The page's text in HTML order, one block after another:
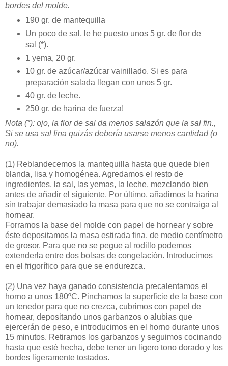
bordes del molde.
190 gr. de mantequilla
Un poco de sal, le he puesto unos 5 gr. de flor de
sal (*).
1 yema, 20 gr.
10 gr. de azúcar/azúcar vainillado. Si es para
preparación salada llegan con unos 5 gr.
40 gr. de leche.
250 gr. de harina de fuerza!
Nota (*): ojo, la flor de sal da menos salazón que la sal fin.,
Si se usa sal fina quizás debería usarse menos cantidad (o
no).
(1) Reblandecemos la mantequilla hasta que quede bien
blanda, lisa y homogénea. Agredamos el resto de
ingredientes, la sal, las yemas, la leche, mezclando bien
antes de añadir el siguiente. Por último, añadimos la harina
sin trabajar demasiado la masa para que no se contraiga al
hornear.
Forramos la base del molde con papel de hornear y sobre
éste depositamos la masa estirada fina, de medio centímetro
de grosor. Para que no se pegue al rodillo podemos
extenderla entre dos bolsas de congelación. Introducimos
en el frigorífico para que se endurezca.
(2) Una vez haya ganado consistencia precalentamos el
horno a unos 180ºC. Pinchamos la superficie de la base con
un tenedor para que no crezca, cubrimos con papel de
hornear, depositando unos garbanzos o alubias que
ejercerán de peso, e introducimos en el horno durante unos
15 minutos. Retiramos los garbanzos y seguimos cocinando
hasta que esté hecha, debe tener un ligero tono dorado y los
bordes ligeramente tostados.